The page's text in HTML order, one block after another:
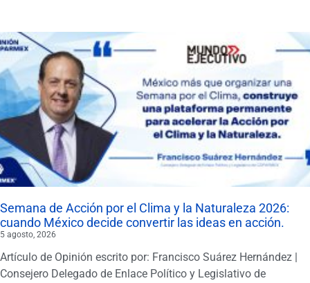
Semana de Acción por el Clima y la Naturaleza 2026:
cuando México decide convertir las ideas en acción.
5 agosto, 2026
Artículo de Opinión escrito por: Francisco Suárez Hernández |
Consejero Delegado de Enlace Político y Legislativo de